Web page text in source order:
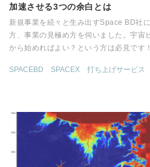
加速させる3つの余白とは
新規事業を続々と生み出すSpace BD社
方、事業の見極め方を伺いました。宇宙
から始めればよい？という方は必見です！
SPACEBD SPACEX 打ち上げサービス